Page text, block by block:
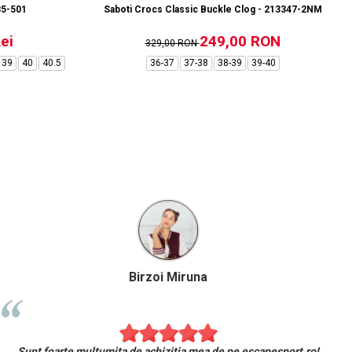
501
39 40 40.5
Saboti Crocs Classic Buckle Clog - 213347-2NM
329,00 RON249,00 RON
36-37 37-38 38-39 39-40
Birzoi Miruna